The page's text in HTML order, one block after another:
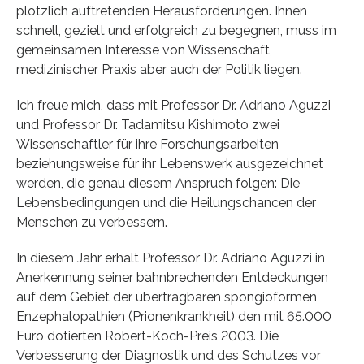
plötzlich auftretenden Herausforderungen. Ihnen
schnell, gezielt und erfolgreich zu begegnen, muss im
gemeinsamen Interesse von Wissenschaft,
medizinischer Praxis aber auch der Politik liegen.
Ich freue mich, dass mit Professor Dr. Adriano Aguzzi
und Professor Dr. Tadamitsu Kishimoto zwei
Wissenschaftler für ihre Forschungsarbeiten
beziehungsweise für ihr Lebenswerk ausgezeichnet
werden, die genau diesem Anspruch folgen: Die
Lebensbedingungen und die Heilungschancen der
Menschen zu verbessern.
In diesem Jahr erhält Professor Dr. Adriano Aguzzi in
Anerkennung seiner bahnbrechenden Entdeckungen
auf dem Gebiet der übertragbaren spongioformen
Enzephalopathien (Prionenkrankheit) den mit 65.000
Euro dotierten Robert-Koch-Preis 2003. Die
Verbesserung der Diagnostik und des Schutzes vor